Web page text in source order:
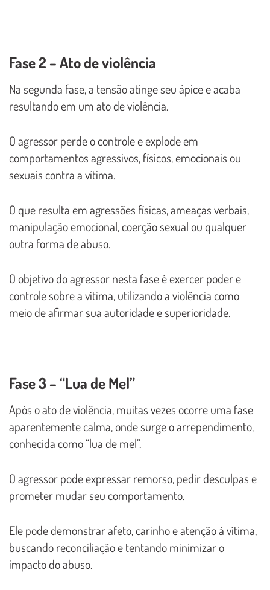
Fase 2 – Ato de violência
Na segunda fase, a tensão atinge seu ápice e acaba
resultando em um ato de violência.
O agressor perde o controle e explode em
comportamentos agressivos, físicos, emocionais ou
sexuais contra a vítima.
O que resulta em agressões físicas, ameaças verbais,
manipulação emocional, coerção sexual ou qualquer
outra forma de abuso.
O objetivo do agressor nesta fase é exercer poder e
controle sobre a vítima, utilizando a violência como
meio de afirmar sua autoridade e superioridade.
Fase 3 – “Lua de Mel”
Após o ato de violência, muitas vezes ocorre uma fase
aparentemente calma, onde surge o arrependimento,
conhecida como “lua de mel”.
O agressor pode expressar remorso, pedir desculpas e
prometer mudar seu comportamento.
Ele pode demonstrar afeto, carinho e atenção à vítima,
buscando reconciliação e tentando minimizar o
impacto do abuso.